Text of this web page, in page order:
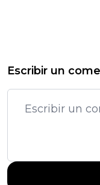
Escribir un